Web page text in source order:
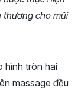
thương cho mũi
hình tròn hai
massage đều